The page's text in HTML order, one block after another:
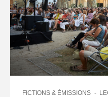
FICTIONS & ÉMISSIONS